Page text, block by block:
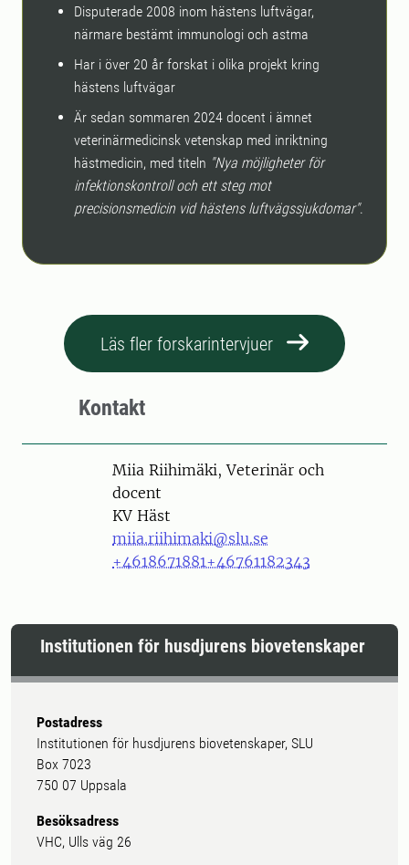
Disputerade 2008 inom hästens luftvägar,
närmare bestämt immunologi och astma
Har i över 20 år forskat i olika projekt kring
hästens luftvägar
Är sedan sommaren 2024 docent i ämnet
veterinärmedicinsk vetenskap med inriktning
hästmedicin, med titeln "Nya möjligheter för
infektionskontroll och ett steg mot
precisionsmedicin vid hästens luftvägssjukdomar".
Läs fler forskarintervjuer
Kontakt
PersonMiia Riihimäki, Veterinär och
docent
KV Häst
miia.riihimaki@slu.se
+4618671881+46761182343
Institutionen för husdjurens biovetenskaper
Postadress
Institutionen för husdjurens biovetenskaper, SLU
Box 7023
750 07 Uppsala
Besöksadress
VHC, Ulls väg 26